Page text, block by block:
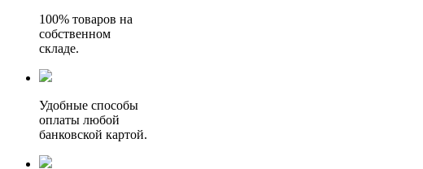
100% товаров на
собственном
складе.
Удобные способы
оплаты любой
банковской картой.